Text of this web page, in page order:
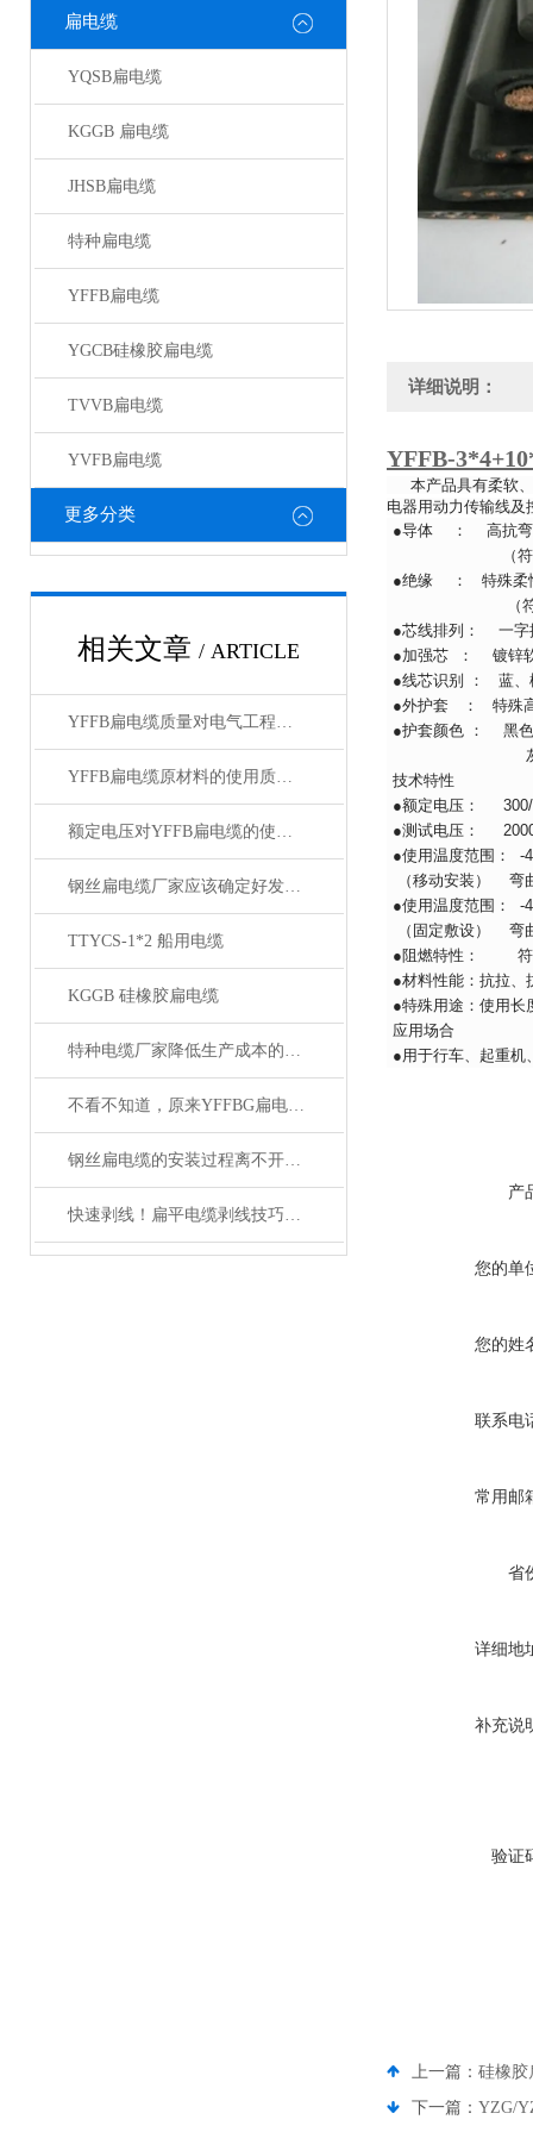
扁电缆
YQSB扁电缆
KGGB 扁电缆
JHSB扁电缆
特种扁电缆
YFFB扁电缆
YGCB硅橡胶扁电缆
TVVB扁电缆
YVFB扁电缆
更多分类
相关文章 / ARTICLE
YFFB扁电缆质量对电气工程项目安全性的影响
YFFB扁电缆原材料的使用质量问题
额定电压对YFFB扁电缆的使用有何影响？
钢丝扁电缆厂家应该确定好发展方向
TTYCS-1*2 船用电缆
KGGB 硅橡胶扁电缆
特种电缆厂家降低生产成本的合理手段
不看不知道，原来YFFBG扁电缆还有这些故障
钢丝扁电缆的安装过程离不开这两点注意事项
快速剥线！扁平电缆剥线技巧分享
详细说明：
YFFB-
本产品具有柔软、
电器用动力传输线及
●导体 ： 高抗弯
（符合
●绝缘 ： 特殊柔
（符合GB/
●芯线排列： 一字
●加强芯 ： 镀锌软
●线芯识别 ： 蓝、
●外护套 ： 特殊高
●护套颜色 ： 黑色
灰色（与
技术特性
●额定电压：
●测试电压：
●使用温度范围：
（移动安装） 弯
●使用温度范围：
（固定敷设） 弯
●阻燃特性： 符
●材料性能：抗拉、
●特殊用途：使用长
应用场合
●用于行车、起重机
产
您的单
您的姓
联系电
常用邮
省
详细地
补充说
验证
上一篇： 硅橡胶
下一篇： YZG/